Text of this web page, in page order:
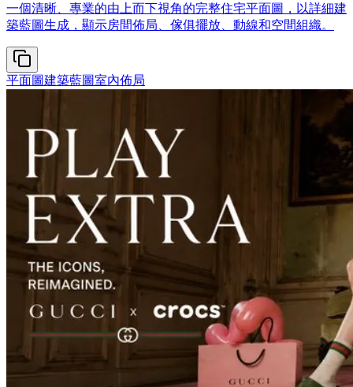
一個清晰、專業的由上而下視角的完整住宅平面圖，以詳細建
築藍圖生成，顯示房間佈局、傢俱擺放、動線和空間組織。
平面圖建築藍圖室內佈局